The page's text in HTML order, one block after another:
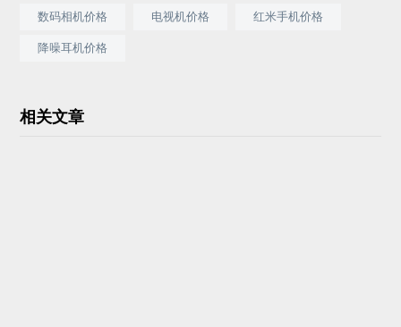
数码相机价格 电视机价格 红米手机价格
降噪耳机价格
相关文章